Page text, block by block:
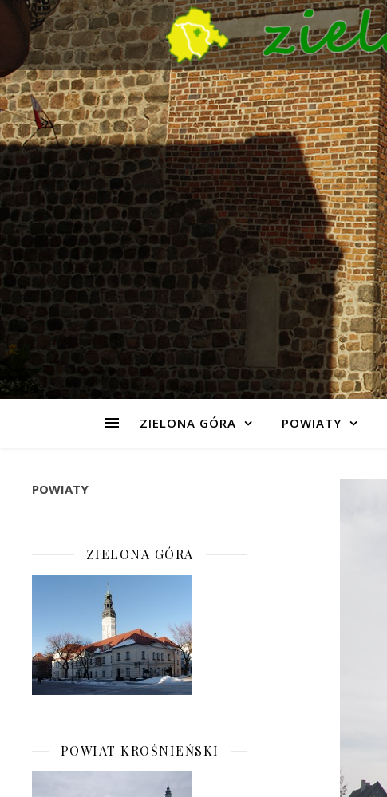
ZIELONA GÓRA POWIATY
POWIATY
ZIELONA GÓRA
POWIAT KROŚNIEŃSKI